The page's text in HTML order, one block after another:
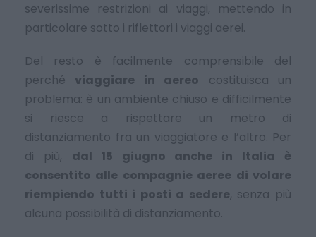
severissime restrizioni ai viaggi, mettendo in
particolare sotto i riflettori i viaggi aerei.
Del resto è facilmente comprensibile del
perché viaggiare in aereo costituisca un
problema: è un ambiente chiuso e difficilmente
si riesce a rispettare un metro di
distanziamento fra un viaggiatore e l’altro. Per
di più, dal 15 giugno anche in Italia è
consentito alle compagnie aeree di volare
riempiendo tutti i posti a sedere, senza più
alcuna possibilità di distanziamento.